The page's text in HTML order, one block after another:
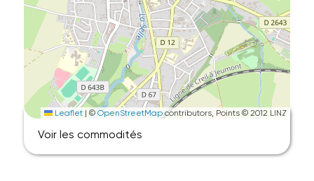
Leaflet | ©OpenStreetMap contributors, Points © 2012 LINZ
Voir les commodités